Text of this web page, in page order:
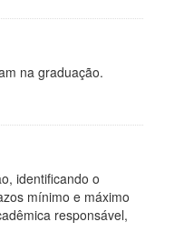
na graduação.
identificando o
mínimo e máximo
responsável,